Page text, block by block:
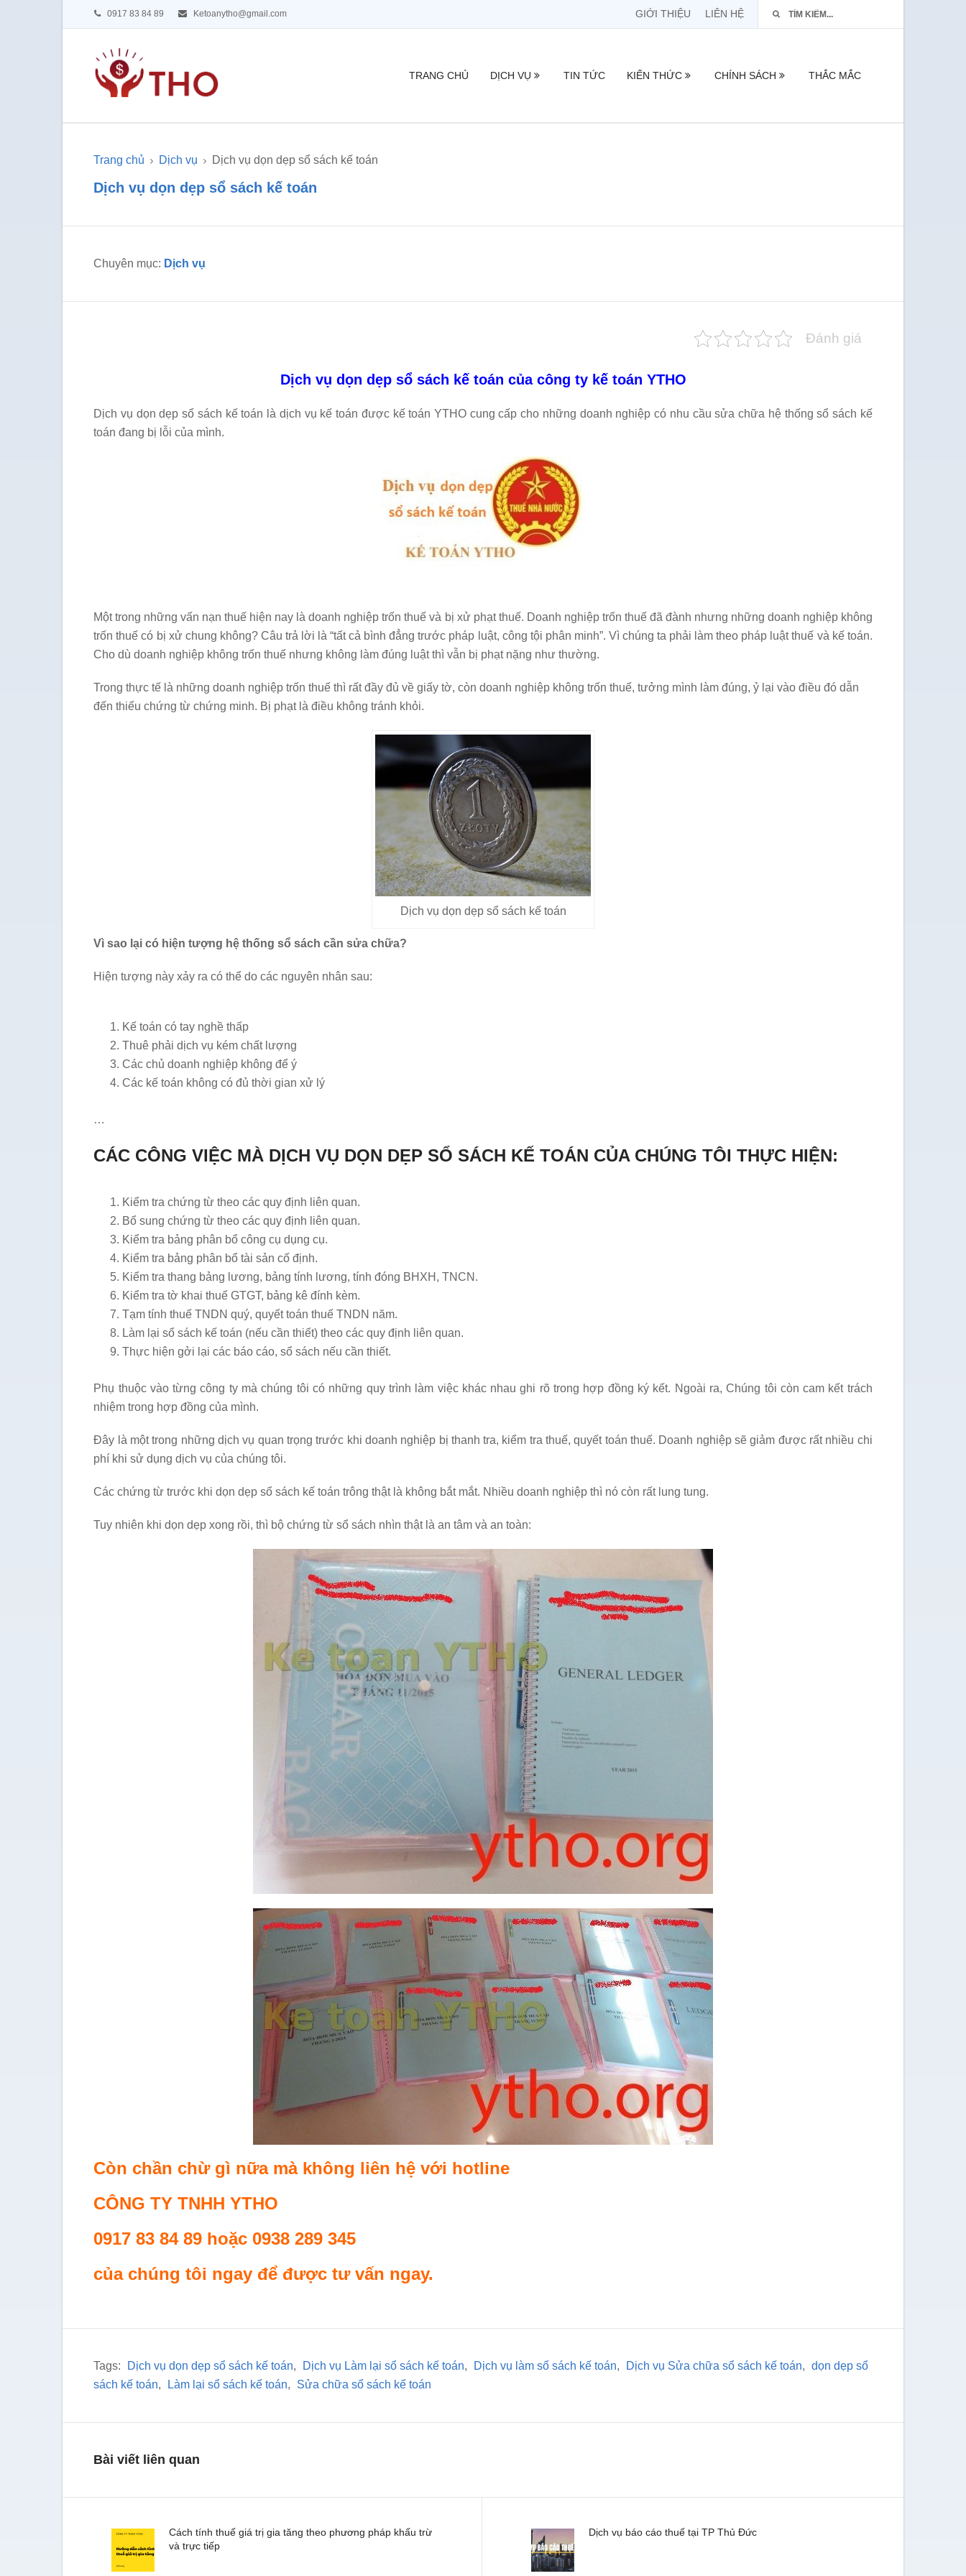
0917 83 84 89 Ketoanytho@gmail.com GIỚI THIỆU LIÊN HỆ
TRANG CHỦ DỊCH VỤ TIN TỨC KIẾN THỨC CHÍNH SÁCH THẮC MẮC
Trang chủ Dịch vụ Dịch vụ dọn dẹp sổ sách kế toán
Dịch vụ dọn dẹp sổ sách kế toán
Chuyên mục: Dịch vụ
Đánh giá
Dịch vụ dọn dẹp sổ sách kế toán của công ty kế toán YTHO
Dịch vụ dọn dẹp sổ sách kế toán là dịch vụ kế toán được kế toán YTHO cung cấp cho những doanh nghiệp có nhu cầu sửa chữa hệ thống sổ sách kế
toán đang bị lỗi của mình.
Một trong những vấn nạn thuế hiện nay là doanh nghiệp trốn thuế và bị xử phạt thuế. Doanh nghiệp trốn thuế đã đành nhưng những doanh nghiệp không
trốn thuế có bị xử chung không? Câu trả lời là “tất cả bình đẳng trước pháp luật, công tội phân minh”. Vì chúng ta phải làm theo pháp luật thuế và kế toán.
Cho dù doanh nghiệp không trốn thuế nhưng không làm đúng luật thì vẫn bị phạt nặng như thường.
Trong thực tế là những doanh nghiệp trốn thuế thì rất đầy đủ về giấy tờ, còn doanh nghiệp không trốn thuế, tưởng mình làm đúng, ỷ lại vào điều đó dẫn
đến thiếu chứng từ chứng minh. Bị phạt là điều không tránh khỏi.
Dịch vụ dọn dẹp sổ sách kế toán
Vì sao lại có hiện tượng hệ thống sổ sách cần sửa chữa?
Hiện tượng này xảy ra có thể do các nguyên nhân sau:
Kế toán có tay nghề thấp
Thuê phải dịch vụ kém chất lượng
Các chủ doanh nghiệp không để ý
Các kế toán không có đủ thời gian xử lý
…
CÁC CÔNG VIỆC MÀ DỊCH VỤ DỌN DẸP SỔ SÁCH KẾ TOÁN CỦA CHÚNG TÔI THỰC HIỆN:
Kiểm tra chứng từ theo các quy định liên quan.
Bổ sung chứng từ theo các quy định liên quan.
Kiểm tra bảng phân bổ công cụ dụng cụ.
Kiểm tra bảng phân bổ tài sản cố định.
Kiểm tra thang bảng lương, bảng tính lương, tính đóng BHXH, TNCN.
Kiểm tra tờ khai thuế GTGT, bảng kê đính kèm.
Tạm tính thuế TNDN quý, quyết toán thuế TNDN năm.
Làm lại sổ sách kế toán (nếu cần thiết) theo các quy định liên quan.
Thực hiện gởi lại các báo cáo, sổ sách nếu cần thiết.
Phụ thuộc vào từng công ty mà chúng tôi có những quy trình làm việc khác nhau ghi rõ trong hợp đồng ký kết. Ngoài ra, Chúng tôi còn cam kết trách
nhiệm trong hợp đồng của mình.
Đây là một trong những dịch vụ quan trọng trước khi doanh nghiệp bị thanh tra, kiểm tra thuế, quyết toán thuế. Doanh nghiệp sẽ giảm được rất nhiều chi
phí khi sử dụng dịch vụ của chúng tôi.
Các chứng từ trước khi dọn dẹp sổ sách kế toán trông thật là không bắt mắt. Nhiều doanh nghiệp thì nó còn rất lung tung.
Tuy nhiên khi dọn dẹp xong rồi, thì bộ chứng từ sổ sách nhìn thật là an tâm và an toàn:
Còn chần chừ gì nữa mà không liên hệ với hotline
CÔNG TY TNHH YTHO
0917 83 84 89 hoặc 0938 289 345
của chúng tôi ngay để được tư vấn ngay.
Tags: Dịch vụ dọn dẹp sổ sách kế toán, Dịch vụ Làm lại sổ sách kế toán, Dịch vụ làm sổ sách kế toán, Dịch vụ Sửa chữa sổ sách kế toán,
dọn dẹp sổ
sách kế toán, Làm lại sổ sách kế toán, Sửa chữa sổ sách kế toán
Bài viết liên quan
Cách tính thuế giá trị gia tăng theo phương pháp khấu trừ
và trực tiếp
Dịch vụ báo cáo thuế tại TP Thủ Đức